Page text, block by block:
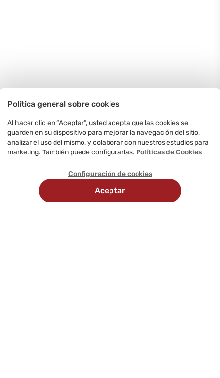
Política general sobre cookies
Al hacer clic en “Aceptar”, usted acepta que las cookies se
guarden en su dispositivo para mejorar la navegación del sitio,
analizar el uso del mismo, y colaborar con nuestros estudios para
marketing. También puede configurarlas. Políticas de Cookies
Configuración de cookies
Aceptar